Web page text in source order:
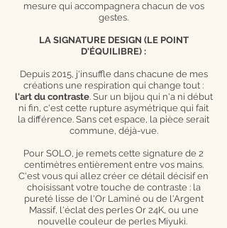
mesure qui accompagnera chacun de vos
gestes.
LA SIGNATURE DESIGN (LE POINT
D'ÉQUILIBRE) :
Depuis 2015, j'insuffle dans chacune de mes
créations une respiration qui change tout :
l'art du contraste. Sur un bijou qui n'a ni début
ni fin, c'est cette rupture asymétrique qui fait
la différence. Sans cet espace, la pièce serait
commune, déjà-vue.
Pour SOLO, je remets cette signature de 2
centimètres entièrement entre vos mains.
C'est vous qui allez créer ce détail décisif en
choisissant votre touche de contraste : la
pureté lisse de l'Or Laminé ou de l'Argent
Massif, l'éclat des perles Or 24K, ou une
nouvelle couleur de perles Miyuki.